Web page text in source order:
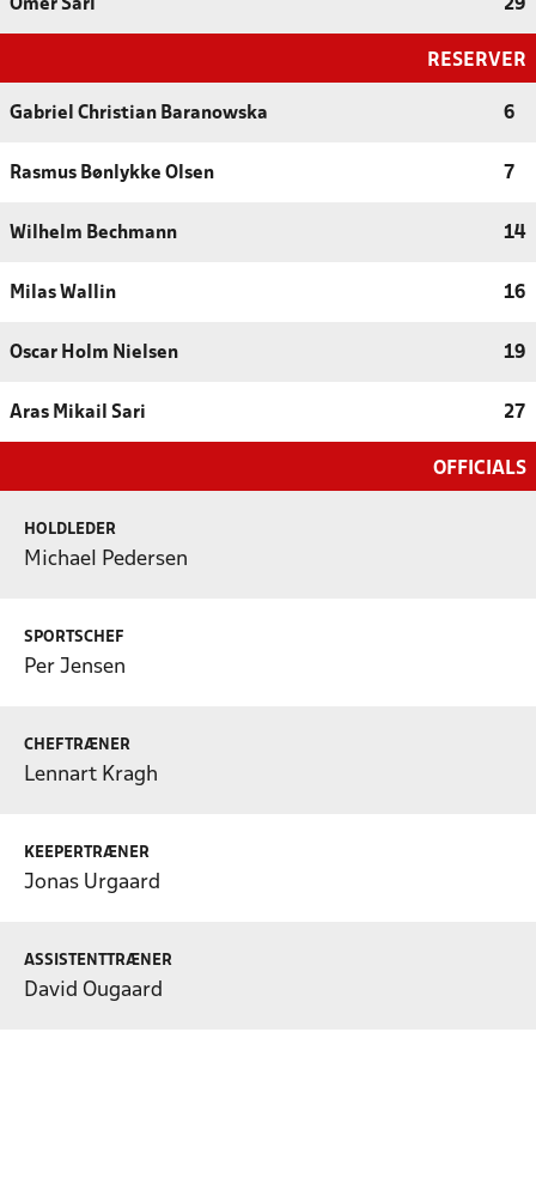
Omer Sari 29
RESERVER
Gabriel Christian Baranowska 6
Rasmus Bønlykke Olsen 7
Wilhelm Bechmann 14
Milas Wallin 16
Oscar Holm Nielsen 19
Aras Mikail Sari 27
OFFICIALS
HOLDLEDER
Michael Pedersen
SPORTSCHEF
Per Jensen
CHEFTRÆNER
Lennart Kragh
KEEPERTRÆNER
Jonas Urgaard
ASSISTENTTRÆNER
David Ougaard